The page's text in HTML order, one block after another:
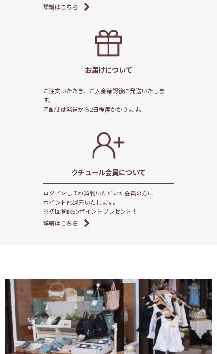
詳細はこちら
お届けについて
ご注文いただき、ご入金確認後に発送いたしま
す。
宅配便は発送から2日程度かかります。
クチュール会員について
ログインしてお買物いただいた会員の方に
ポイント1%還元いたします。
※初回登録50ポイントプレゼント！
詳細はこちら